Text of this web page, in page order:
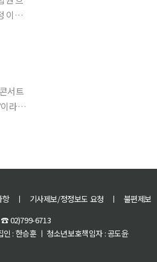
이후
서트
항 ㅣ 기사제보/정정보도 요청 ㅣ 불편제보
☎ 02)799-6713
: 한승훈 ㅣ 청소년보호책임자 : 공도윤